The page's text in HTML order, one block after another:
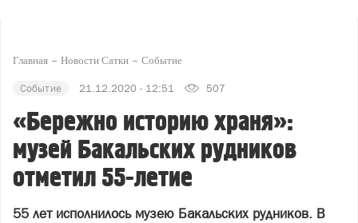
Главная Новости Сатки Событие
Событие 21.12.2020 - 12:51 507
«Бережно историю храня»:
музей Бакальских рудников
отметил 55-летие
55 лет исполнилось музею Бакальских рудников. В